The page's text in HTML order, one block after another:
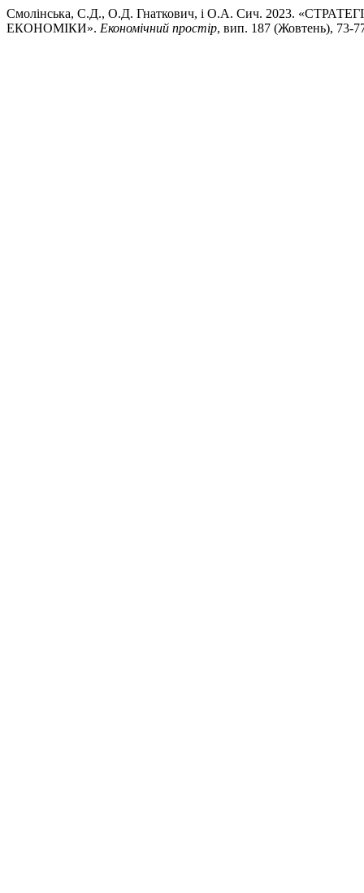
Смолінська, С.Д., О.Д. Гнаткович, і О.А. Сич. 2023.
ЕКОНОМІКИ». Економічний простір, вип. 187 (Жовтень), 73-